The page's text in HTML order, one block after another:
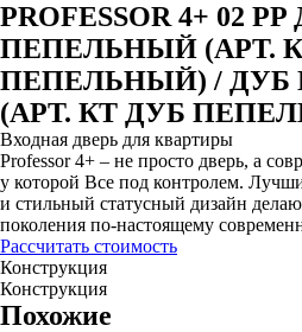
PROFESSOR 4+ 02
ПЕПЕЛЬНЫЙ (АРТ.
ПЕПЕЛЬНЫЙ) /
(АРТ. КТ ДУБ
Входная дверь для квартиры
Professor 4+ – не просто дверь, а
у которой Все под контролем.
и стильный статусный дизайн
поколения по-настоящему
Рассчитать стоимость
Конструкция
Конструкция
Похожие